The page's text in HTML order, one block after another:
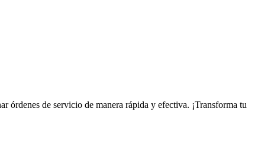
de servicio de manera rápida y efectiva. ¡Transforma tu